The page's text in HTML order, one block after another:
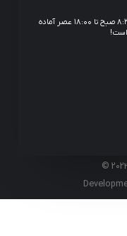
مدیریت روابط عمومی فروشگاه روبان قرمز از ساعت ۸:۳۰ صبح تا ۱۸:۰۰ عصر آماده
است!
©